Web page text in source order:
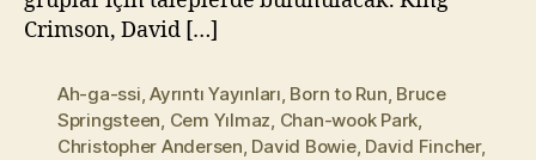
Crimson, David […]
Ah-ga-ssi,Ayrıntı Yayınları, Born to Run, Bruce
Springsteen, Cem Yılmaz, Chan-wook Park,
Christopher Andersen, David Bowie, David Fincher,